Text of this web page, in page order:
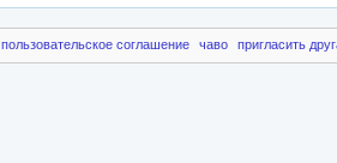
пользовательское соглашение чаво пригласить